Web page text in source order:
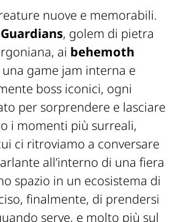
nuove e memorabili.
, golem di pietra
ai behemoth
game jam interna e
boss iconici, ogni
per sorprendere e lasciare
i momenti più surreali,
ci ritroviamo a conversare
all’interno di una fiera
spazio in un ecosistema di
finalmente, di prendersi
serve, e molto più sul